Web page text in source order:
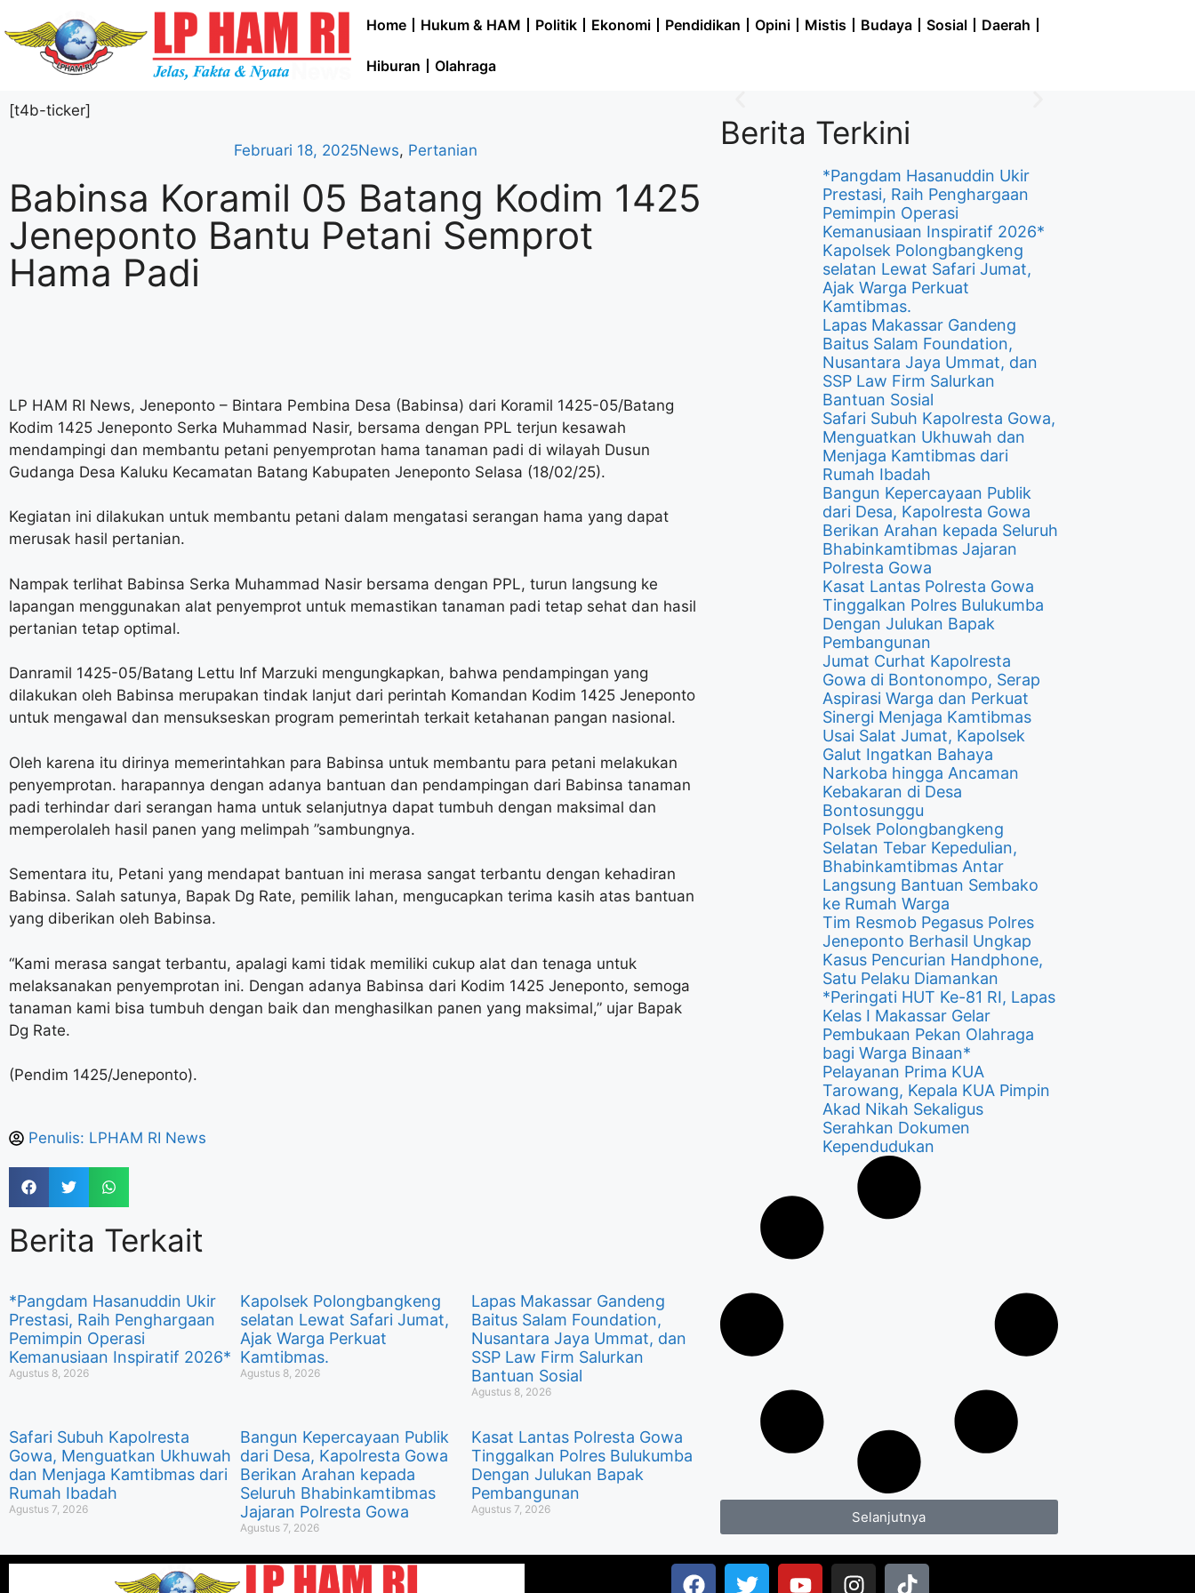
Home Hukum & HAM Politik Ekonomi Pendidikan Opini Mistis Budaya Sosial Daerah
Hiburan Olahraga
[t4b-ticker]
Februari 18, 2025News, Pertanian
Babinsa Koramil 05 Batang Kodim 1425
Jeneponto Bantu Petani Semprot
Hama Padi
LP HAM RI News, Jeneponto – Bintara Pembina Desa (Babinsa) dari Koramil 1425-05/Batang
Kodim 1425 Jeneponto Serka Muhammad Nasir, bersama dengan PPL terjun kesawah
mendampingi dan membantu petani penyemprotan hama tanaman padi di wilayah Dusun
Gudanga Desa Kaluku Kecamatan Batang Kabupaten Jeneponto Selasa (18/02/25).
Kegiatan ini dilakukan untuk membantu petani dalam mengatasi serangan hama yang dapat
merusak hasil pertanian.
Nampak terlihat Babinsa Serka Muhammad Nasir bersama dengan PPL, turun langsung ke
lapangan menggunakan alat penyemprot untuk memastikan tanaman padi tetap sehat dan hasil
pertanian tetap optimal.
Danramil 1425-05/Batang Lettu Inf Marzuki mengungkapkan, bahwa pendampingan yang
dilakukan oleh Babinsa merupakan tindak lanjut dari perintah Komandan Kodim 1425 Jeneponto
untuk mengawal dan mensukseskan program pemerintah terkait ketahanan pangan nasional.
Oleh karena itu dirinya memerintahkan para Babinsa untuk membantu para petani melakukan
penyemprotan. harapannya dengan adanya bantuan dan pendampingan dari Babinsa tanaman
padi terhindar dari serangan hama untuk selanjutnya dapat tumbuh dengan maksimal dan
memperolaleh hasil panen yang melimpah ”sambungnya.
Sementara itu, Petani yang mendapat bantuan ini merasa sangat terbantu dengan kehadiran
Babinsa. Salah satunya, Bapak Dg Rate, pemilik lahan, mengucapkan terima kasih atas bantuan
yang diberikan oleh Babinsa.
“Kami merasa sangat terbantu, apalagi kami tidak memiliki cukup alat dan tenaga untuk
melaksanakan penyemprotan ini. Dengan adanya Babinsa dari Kodim 1425 Jeneponto, semoga
tanaman kami bisa tumbuh dengan baik dan menghasilkan panen yang maksimal,” ujar Bapak
Dg Rate.
(Pendim 1425/Jeneponto).
Penulis: LPHAM RI News
Berita Terkait
*Pangdam Hasanuddin Ukir
Prestasi, Raih Penghargaan
Pemimpin Operasi
Kemanusiaan Inspiratif 2026*
Agustus 8, 2026
Kapolsek Polongbangkeng
selatan Lewat Safari Jumat,
Ajak Warga Perkuat
Kamtibmas.
Agustus 8, 2026
Lapas Makassar Gandeng
Baitus Salam Foundation,
Nusantara Jaya Ummat, dan
SSP Law Firm Salurkan
Bantuan Sosial
Agustus 8, 2026
Safari Subuh Kapolresta
Gowa, Menguatkan Ukhuwah
dan Menjaga Kamtibmas dari
Rumah Ibadah
Agustus 7, 2026
Bangun Kepercayaan Publik
dari Desa, Kapolresta Gowa
Berikan Arahan kepada
Seluruh Bhabinkamtibmas
Jajaran Polresta Gowa
Agustus 7, 2026
Kasat Lantas Polresta Gowa
Tinggalkan Polres Bulukumba
Dengan Julukan Bapak
Pembangunan
Agustus 7, 2026
Berita Terkini
*Pangdam Hasanuddin Ukir
Prestasi, Raih Penghargaan
Pemimpin Operasi
Kemanusiaan Inspiratif 2026*
Kapolsek Polongbangkeng
selatan Lewat Safari Jumat,
Ajak Warga Perkuat
Kamtibmas.
Lapas Makassar Gandeng
Baitus Salam Foundation,
Nusantara Jaya Ummat, dan
SSP Law Firm Salurkan
Bantuan Sosial
Safari Subuh Kapolresta Gowa,
Menguatkan Ukhuwah dan
Menjaga Kamtibmas dari
Rumah Ibadah
Bangun Kepercayaan Publik
dari Desa, Kapolresta Gowa
Berikan Arahan kepada Seluruh
Bhabinkamtibmas Jajaran
Polresta Gowa
Kasat Lantas Polresta Gowa
Tinggalkan Polres Bulukumba
Dengan Julukan Bapak
Pembangunan
Jumat Curhat Kapolresta
Gowa di Bontonompo, Serap
Aspirasi Warga dan Perkuat
Sinergi Menjaga Kamtibmas
Usai Salat Jumat, Kapolsek
Galut Ingatkan Bahaya
Narkoba hingga Ancaman
Kebakaran di Desa
Bontosunggu
Polsek Polongbangkeng
Selatan Tebar Kepedulian,
Bhabinkamtibmas Antar
Langsung Bantuan Sembako
ke Rumah Warga
Tim Resmob Pegasus Polres
Jeneponto Berhasil Ungkap
Kasus Pencurian Handphone,
Satu Pelaku Diamankan
*Peringati HUT Ke-81 RI, Lapas
Kelas I Makassar Gelar
Pembukaan Pekan Olahraga
bagi Warga Binaan*
Pelayanan Prima KUA
Tarowang, Kepala KUA Pimpin
Akad Nikah Sekaligus
Serahkan Dokumen
Kependudukan
Selanjutnya